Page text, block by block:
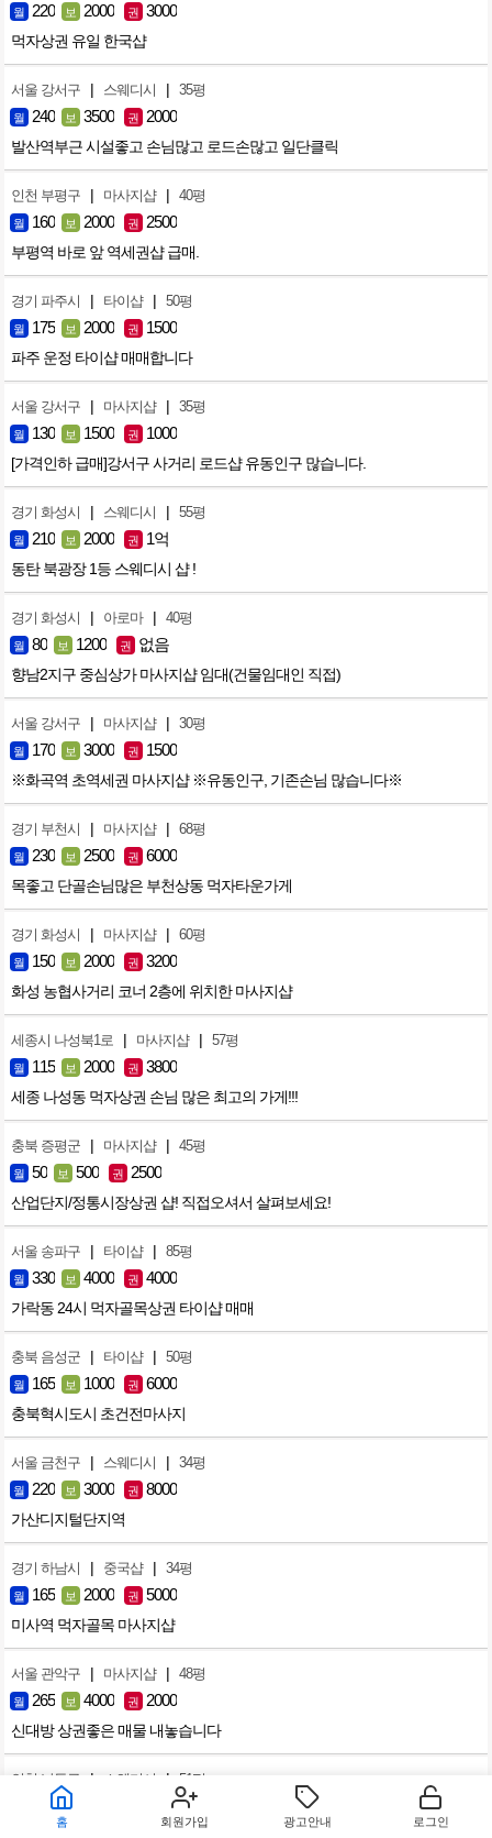
월 220 보 2000 권 3000
먹자상권 유일 한국샵
서울 강서구 | 스웨디시 | 35평
월 240 보 3500 권 2000
발산역부근 시설좋고 손님많고 로드손많고 일단클릭
인천 부평구 | 마사지샵 | 40평
월 160 보 2000 권 2500
부평역 바로 앞 역세권샵 급매.
경기 파주시 | 타이샵 | 50평
월 175 보 2000 권 1500
파주 운정 타이샵 매매합니다
서울 강서구 | 마사지샵 | 35평
월 130 보 1500 권 1000
[가격인하 급매]강서구 사거리 로드샵 유동인구 많습니다.
경기 화성시 | 스웨디시 | 55평
월 210 보 2000 권 1억
동탄 북광장 1등 스웨디시 샵 !
경기 화성시 | 아로마 | 40평
월 80 보 1200 권 없음
향남2지구 중심상가 마사지샵 임대(건물임대인 직접)
서울 강서구 | 마사지샵 | 30평
월 170 보 3000 권 1500
※화곡역 초역세권 마사지샵 ※유동인구, 기존손님 많습니다※
경기 부천시 | 마사지샵 | 68평
월 230 보 2500 권 6000
목좋고 단골손님많은 부천상동 먹자타운가게
경기 화성시 | 마사지샵 | 60평
월 150 보 2000 권 3200
화성 농협사거리 코너 2층에 위치한 마사지샵
세종시 나성북1로 | 마사지샵 | 57평
월 115 보 2000 권 3800
세종 나성동 먹자상권 손님 많은 최고의 가게!!!
충북 증평군 | 마사지샵 | 45평
월 50 보 500 권 2500
산업단지/정통시장상권 샵! 직접오셔서 살펴보세요!
서울 송파구 | 타이샵 | 85평
월 330 보 4000 권 4000
가락동 24시 먹자골목상권 타이샵 매매
충북 음성군 | 타이샵 | 50평
월 165 보 1000 권 6000
충북혁시도시 초건전마사지
서울 금천구 | 스웨디시 | 34평
월 220 보 3000 권 8000
가산디지털단지역
경기 하남시 | 중국샵 | 34평
월 165 보 2000 권 5000
미사역 먹자골목 마사지샵
서울 관악구 | 마사지샵 | 48평
월 265 보 4000 권 2000
신대방 상권좋은 매물 내놓습니다
인천 남동구 | 스웨디시 | 51평
187 보 3500
홈 회원가입 광고안내 로그인